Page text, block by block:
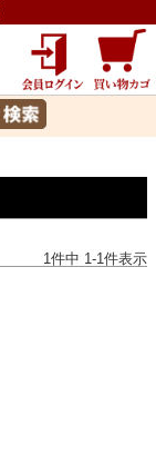
グルメ
1件中 1-1件表示